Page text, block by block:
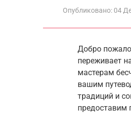
Опубликовано: 04
Добро
переживает
мастерам
вашим
традиций и
предоставим